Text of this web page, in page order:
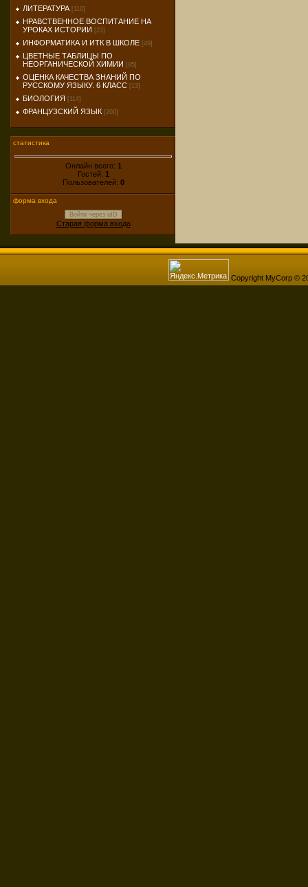
ЛИТЕРАТУРА [110]
НРАВСТВЕННОЕ ВОСПИТАНИЕ НА
УРОКАХ ИСТОРИИ [23]
ИНФОРМАТИКА И ИТК В ШКОЛЕ [49]
ЦВЕТНЫЕ ТАБЛИЦЫ ПО
НЕОРГАНИЧЕСКОЙ ХИМИИ [95]
ОЦЕНКА КАЧЕСТВА ЗНАНИЙ ПО
РУССКОМУ ЯЗЫКУ. 6 КЛАСС [13]
БИОЛОГИЯ [114]
ФРАНЦУЗСКИЙ ЯЗЫК [200]
статистика
Онлайн всего: 1
Гостей: 1
Пользователей: 0
форма входа
Войти через uID
Старая форма входа
Copyright MyCorp ©